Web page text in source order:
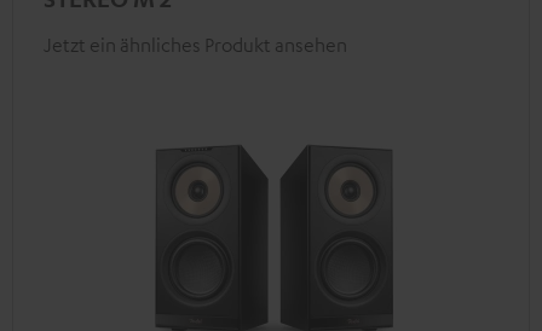
Jetzt ein ähnliches Produkt ansehen